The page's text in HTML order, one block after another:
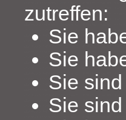
zutreffen:
Sie
Sie
Sie
Sie